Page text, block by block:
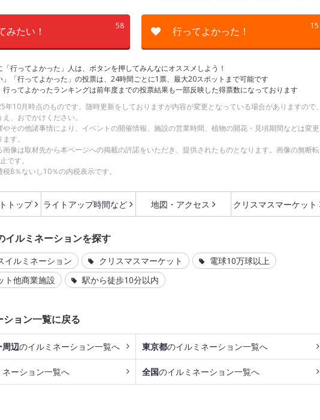
58
みたい！ 15
行ってよかった！
行ってよかった」人は、ボタンを押してみんなにオススメしよう！
「行ってよかった」の投票は、24時間ごとに1票、最大20スポットまで可能です
ってよかったランキングは前年度までの投票結果も一部反映した得票数になっております
10月時点のものです。随時更新をしておりますが内容が変更となっている場合がありますので、
、おでかけください。
その他諸事情により、イベントの開催情報、施設の営業時間、植物の開花・見頃期間などは変更
す。
像は取材先から本ページへの掲載の許諾をいただき、提供されたものとなります。画像の無断転
です。
8％ないし10％の内税表示です。
トップ ライトアップ時間など 地図・アクセス クリスマスマーケット
イルミネーションを探す
イルミネーション クリスマスマーケット
電球10万球以上
ト他商業施設
駅から徒歩10分以内
ション一覧に戻る
周辺のイルミネーション一覧へ 東京都のイルミネーション一覧へ
ーション一覧へ 全国のイルミネーション一覧へ